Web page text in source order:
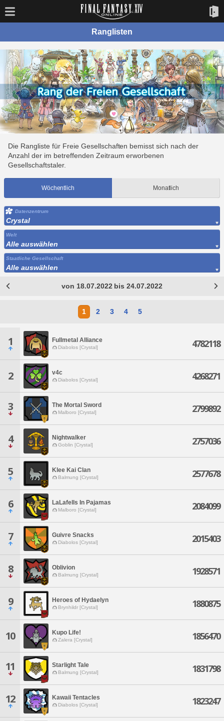
Ranglisten
Die Rangliste für Freie Gesellschaften bemisst sich nach der
Anzahl der im betreffenden Zeitraum erworbenen
Gesellschaftstaler.
Wöchentlich Monatlich
Datenzentrum
Crystal
Welt
Alle auswählen
Staatliche Gesellschaft
Alle auswählen
von 18.07.2022 bis 24.07.2022
1 2 3 4 5
1 Fullmetal Alliance
Diabolos [Crystal] 4782118
2 v4c
Diabolos [Crystal] 4268271
3 The Mortal Sword
Malboro [Crystal] 2799892
4 Nightwalker
Goblin [Crystal] 2757036
5 Klee Kai Clan
Balmung [Crystal] 2577678
6 LaLafells In Pajamas
Malboro [Crystal] 2084099
7 Guivre Snacks
Diabolos [Crystal] 2015403
8 Oblivion
Balmung [Crystal] 1928571
9 Heroes of Hydaelyn
Brynhildr [Crystal] 1880875
10 Kupo Life!
Zalera [Crystal] 1856470
11 Starlight Tale
Balmung [Crystal] 1831798
12 Kawaii Tentacles
Diabolos [Crystal] 1823247